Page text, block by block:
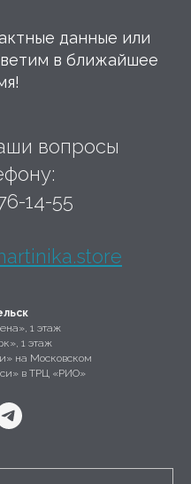
данные или
в ближайшее
вопросы
14-55
1 этаж
1 этаж
на Московском
в ТРЦ «РИО»